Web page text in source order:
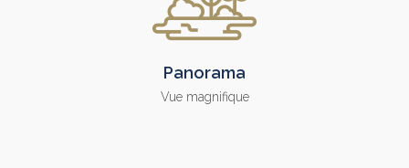
Panorama
Vue magnifique